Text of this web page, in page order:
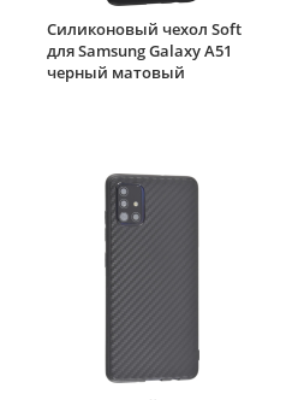
Силиконовый чехол Soft
для Samsung Galaxy A51
черный матовый